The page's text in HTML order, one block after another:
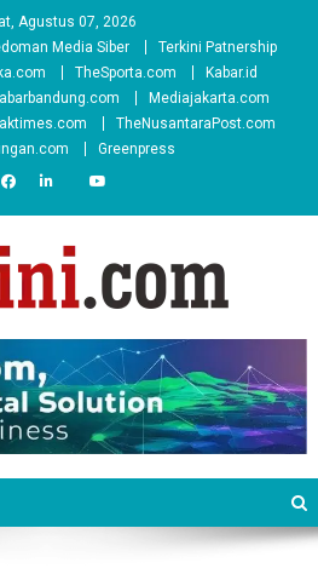
Agustus 07, 2026
Media Siber
Terkini Patnership
TheSporta.com
Kabar.id
Mediajakarta.com
TheNusantaraPost.com
Greenpress